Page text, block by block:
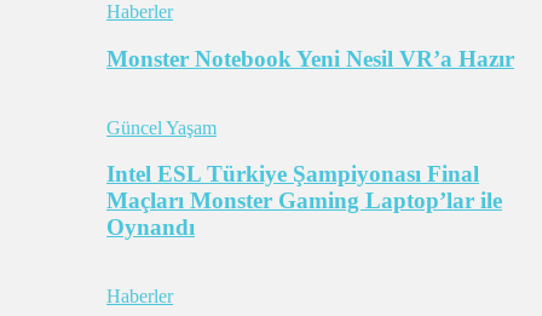
Haberler
Monster Notebook Yeni Nesil VR’a Hazır
Güncel Yaşam
Intel ESL Türkiye Şampiyonası Final
Maçları Monster Gaming Laptop’lar ile
Oynandı
Haberler